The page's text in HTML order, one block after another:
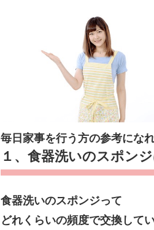
毎日家事を行う方の参考にな
１、食器洗いのスポン
食器洗いのスポンジって
どれくらいの頻度で交換して